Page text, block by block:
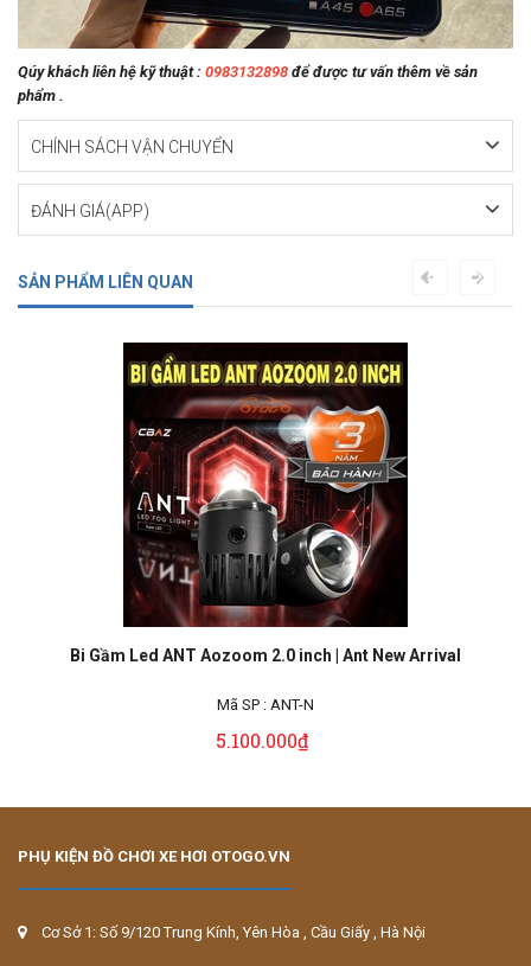
Qúy khách liên hệ kỹ thuật : 0983132898 để được tư vấn thêm về sản
phẩm .
CHÍNH SÁCH VẬN CHUYỂN
ĐÁNH GIÁ(APP)
SẢN PHẨM LIÊN QUAN
Bi Gầm Led ANT Aozoom 2.0 inch | Ant New Arrival
Mã SP : ANT-N
5.100.000₫
PHỤ KIỆN ĐỒ CHƠI XE HƠI OTOGO.VN
Cơ Sở 1: Số 9/120 Trung Kính, Yên Hòa , Cầu Giấy , Hà Nội